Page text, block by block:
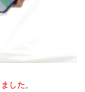
した。